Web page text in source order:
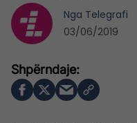
Nga Telegrafi
03/06/2019